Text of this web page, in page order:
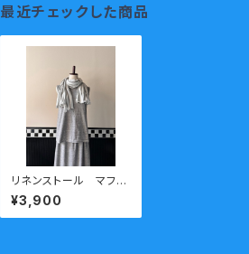
最近チェックした商品
リネンストール マフラ
ー 和歌山ニット 日
本製 kirippa ボー
ダー(大) ホワイトxグ
¥3,900